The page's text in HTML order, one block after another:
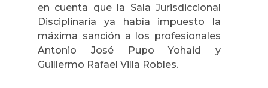
en cuenta que la Sala Jurisdiccional
Disciplinaria ya había impuesto la
máxima sanción a los profesionales
Antonio José Pupo Yohaid y
Guillermo Rafael Villa Robles.